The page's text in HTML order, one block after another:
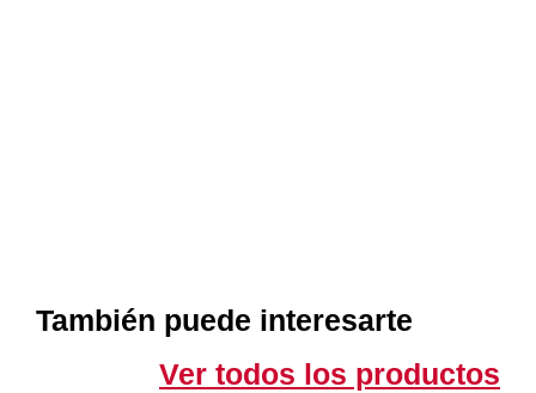
También puede interesarte
Ver todos los productos